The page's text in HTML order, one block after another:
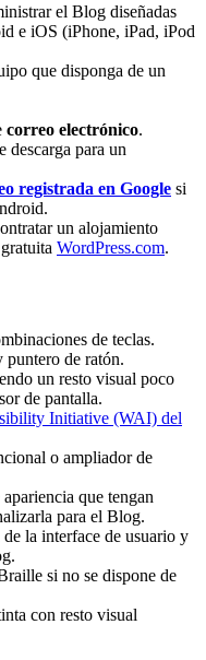
el Blog diseñadas
e iOS (iPhone, iPad, iPod
que disponga de un
correo electrónico.
descarga para un
registrada en Google si
un alojamiento
WordPress.com.
de teclas.
puntero de ratón.
un resto visual poco
de pantalla.
Initiative (WAI) del
o ampliador de
que tengan
para el Blog.
la interface de usuario y
si no se dispone de
con resto visual